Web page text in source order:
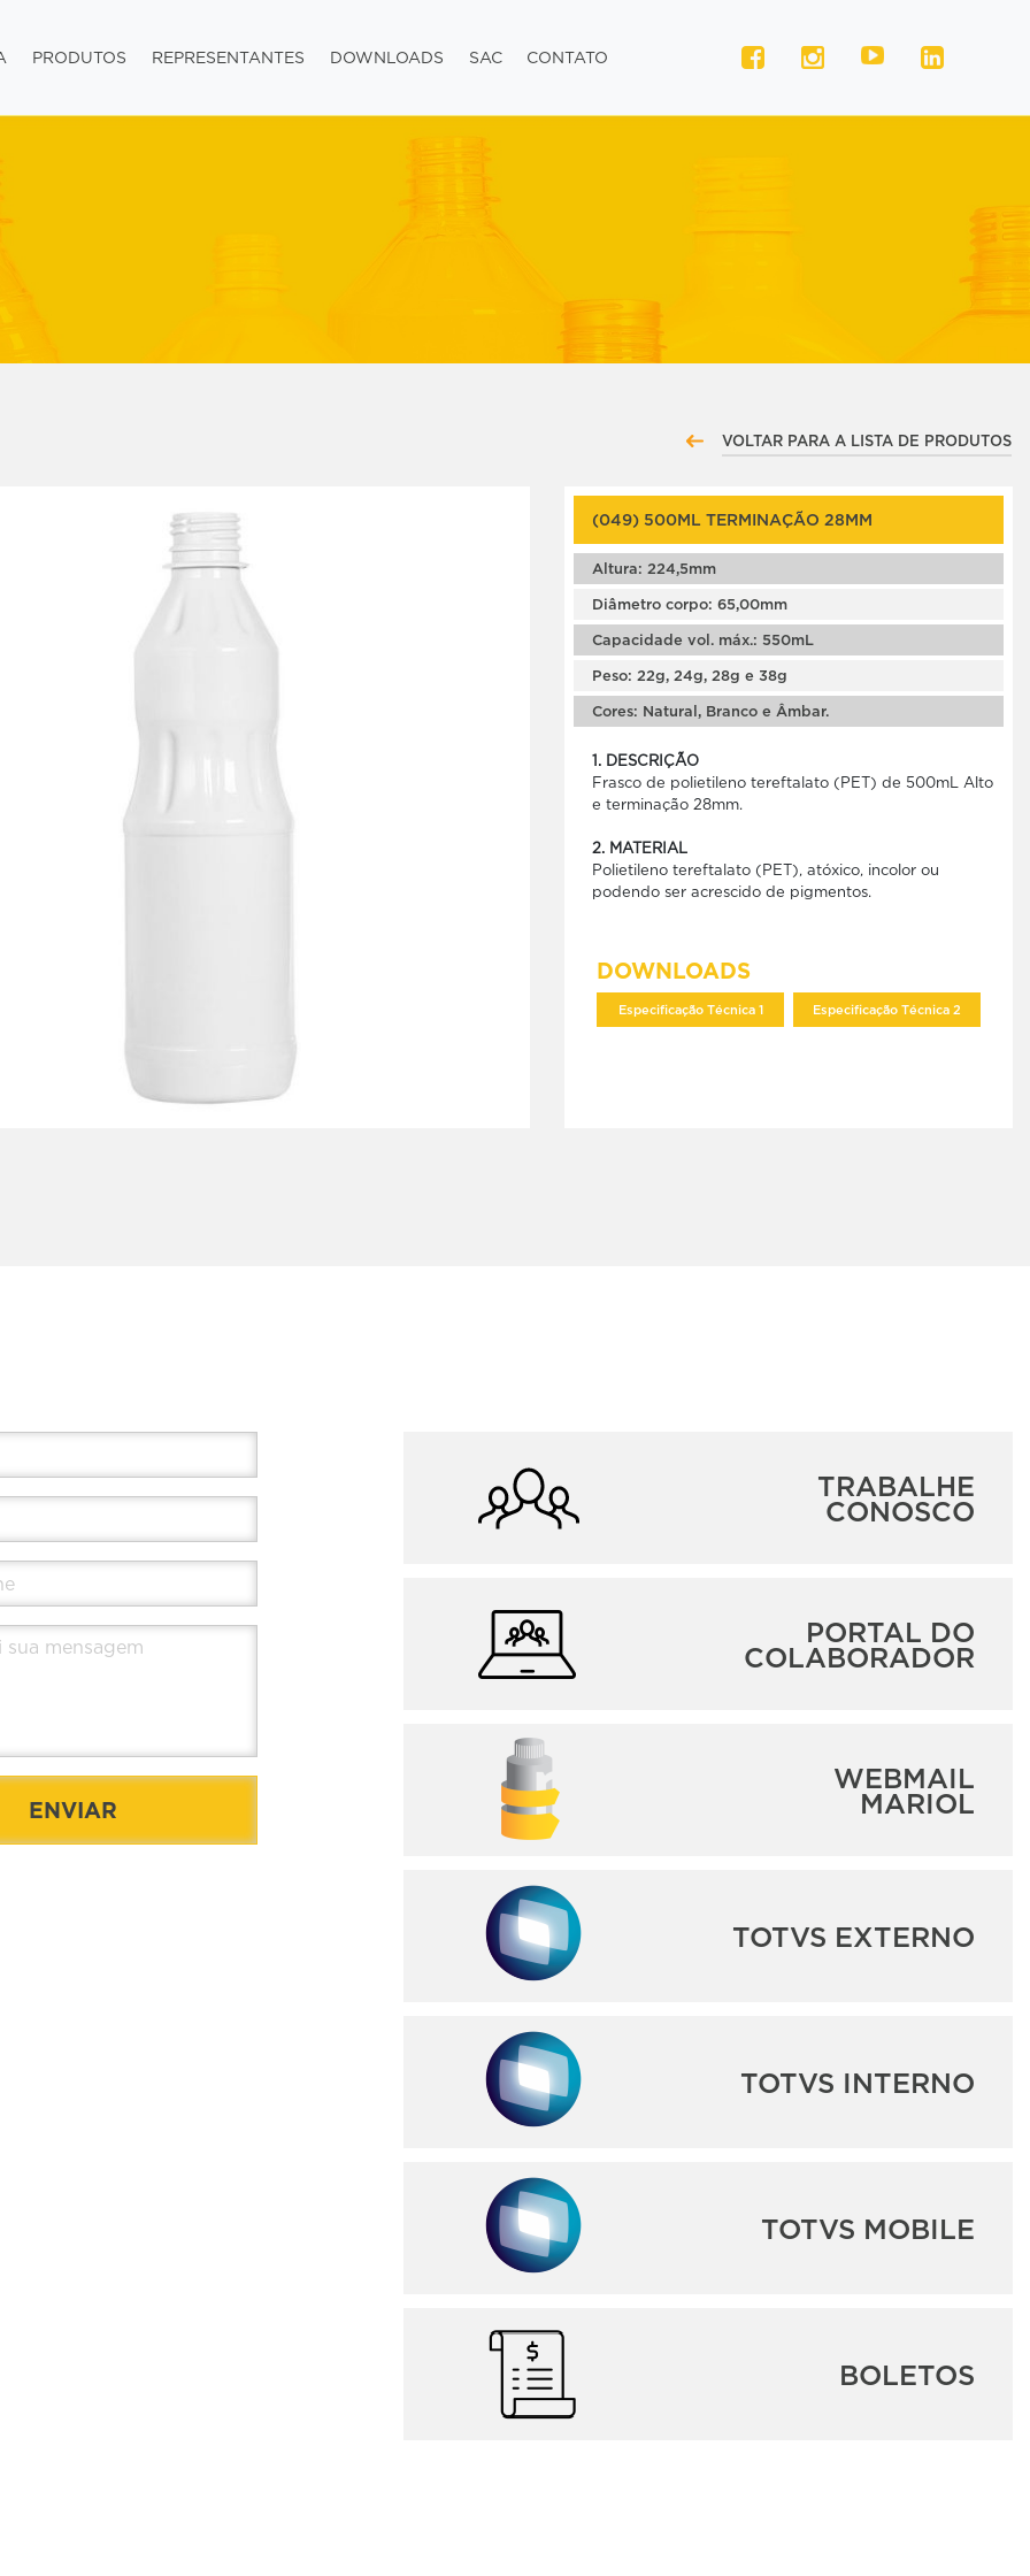
PRODUTOS REPRESENTANTES DOWNLOADS SAC CONTATO
VOLTAR PARA A LISTA DE PRODUTOS
(049) 500ML TERMINAÇÃO 28MM
Altura: 224,5mm
Diâmetro corpo: 65,00mm
Capacidade vol. máx.: 550mL
Peso: 22g, 24g, 28g e 38g
Cores: Natural, Branco e Âmbar.
1. DESCRIÇÃO
Frasco de polietileno tereftalato (PET) de 500mL Alto
e terminação 28mm.
2. MATERIAL
Polietileno tereftalato (PET), atóxico, incolor ou
podendo ser acrescido de pigmentos.
DOWNLOADS
Especificação Técnica 1 Especificação Técnica 2
ENVIAR
TRABALHE
CONOSCO
PORTAL DO
COLABORADOR
WEBMAIL
MARIOL
TOTVS EXTERNO
TOTVS INTERNO
TOTVS MOBILE
BOLETOS